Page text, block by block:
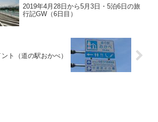
2019年4月28日から5月3日・5泊6日の旅
行記GW（6日目）
ト（道の駅おかべ）